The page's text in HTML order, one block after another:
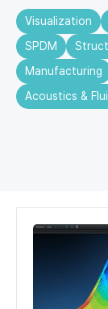
Visualization
SPDM
Manufacturing
Acoustics &